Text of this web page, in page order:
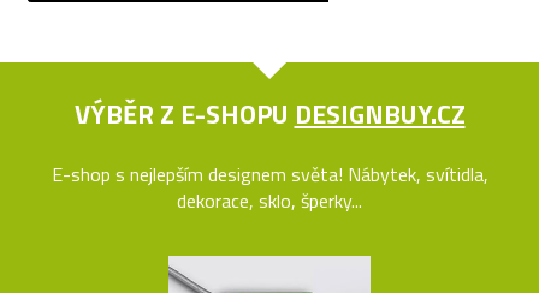
VÝBĚR Z E-SHOPU DESIGNBUY.CZ
E-shop s nejlepším designem světa! Nábytek, svítidla,
dekorace, sklo, šperky...